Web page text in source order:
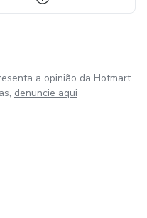
a opinião da Hotmart.
denuncie aqui